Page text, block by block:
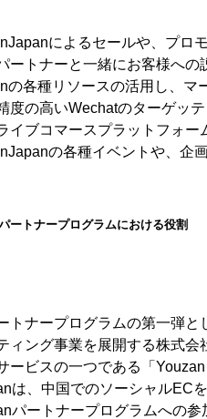
によるセールや、プロ
ートナーと一緒にお客様への
の各種リソースの活用し、マ
度の高いWechatのターゲッ
イブコマースプラットフォ
の各種イベントや、企
ートナープログラムにおける役割
ナープログラムの第一弾と
ィング事業を展開する株式
ービスの一つである「
は、中国でのソーシャルEC
パートナープログラムへの参